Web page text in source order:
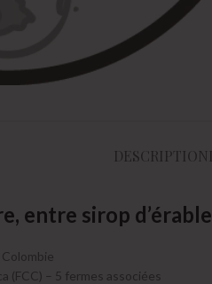
DESCRIPTION
entre sirop
Colombie
(FCC) – 5 fermes associées